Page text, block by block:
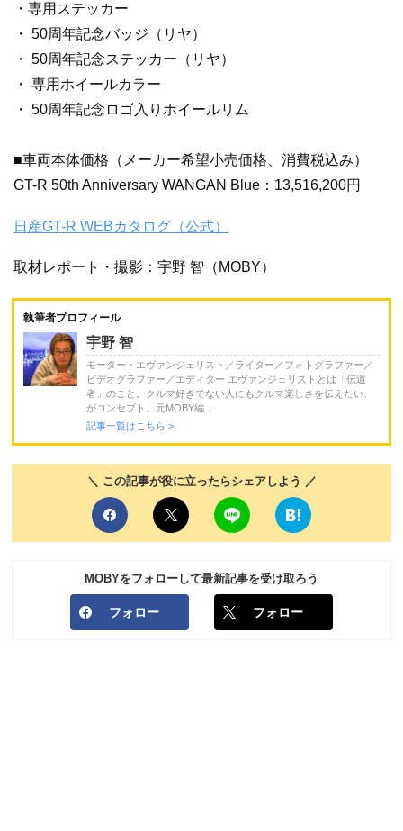
・専用ステッカー
・ 50周年記念バッジ（リヤ）
・ 50周年記念ステッカー（リヤ）
・ 専用ホイールカラー
・ 50周年記念ロゴ入りホイールリム
■車両本体価格（メーカー希望小売価格、消費税込み）
GT-R 50th Anniversary WANGAN Blue：13,516,200円
日産GT-R WEBカタログ（公式）
取材レポート・撮影：宇野 智（MOBY）
執筆者プロフィール
宇野 智
モーター・エヴァンジェリスト／ライター／フォトグラファー／
ビデオグラファー／エディター エヴァンジェリストとは「伝道
者」のこと。クルマ好きでない人にもクルマ楽しさを伝えたい、
がコンセプト。元MOBY編...
記事一覧はこちら >
＼ この記事が役に立ったらシェアしよう ／
MOBYをフォローして最新記事を受け取ろう
フォロー フォロー